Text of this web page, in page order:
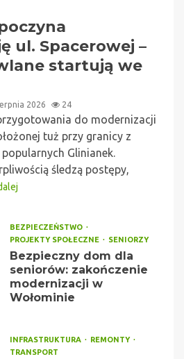
ul. Spacerowej –
startują we
2026 24
do modernizacji
tuż przy granicy z
Glinianek.
śledzą postępy,
BEZPIECZEŃSTWO
PROJEKTY SPOŁECZNE
SENIORZY
Bezpieczny dom dla
seniorów: zakończenie
modernizacji w
Wołominie
INFRASTRUKTURA
REMONTY
TRANSPORT